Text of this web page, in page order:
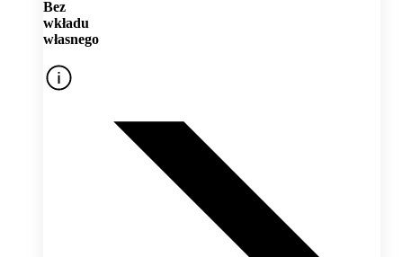
Bez
wkładu
własnego